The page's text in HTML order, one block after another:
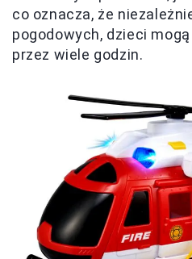
co oznacza, że
pogodowych, dzieci
przez wiele godzin.